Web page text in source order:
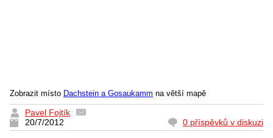
Zobrazit místo Dachstein a Gosaukamm na větší mapě
Pavel Fojtík
20/7/2012
0 příspěvků v diskuzi